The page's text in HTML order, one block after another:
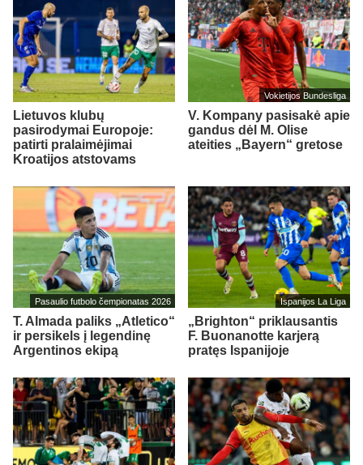
Lietuvos klubų
pasirodymai Europoje:
patirti pralaimėjimai
Kroatijos atstovams
Vokietijos Bundesliga
V. Kompany pasisakė apie
gandus dėl M. Olise
ateities „Bayern“ gretose
Pasaulio futbolo čempionatas 2026
T. Almada paliks „Atletico“
ir persikels į legendinę
Argentinos ekipą
Ispanijos La Liga
„Brighton“ priklausantis
F. Buonanotte karjerą
pratęs Ispanijoje